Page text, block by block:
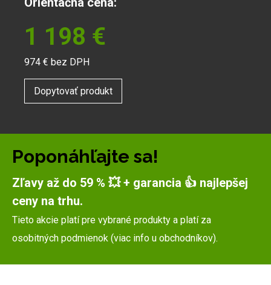
1 198 €
974 € bez DPH
Dopytovať produkt
Poponáhľajte sa!
Zľavy až do 59 % 💥 + garancia 👍 najlepšej
ceny na trhu.
Tieto akcie platí pre vybrané produkty a platí za
osobitných podmienok (viac info u obchodníkov).